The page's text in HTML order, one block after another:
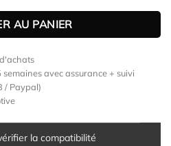
AU PANIER
avec assurance + suivi
/ Paypal)
la compatibilité